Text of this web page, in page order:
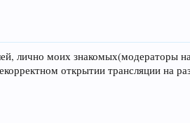
лично моих знакомых(модераторы
открытии трансляции на